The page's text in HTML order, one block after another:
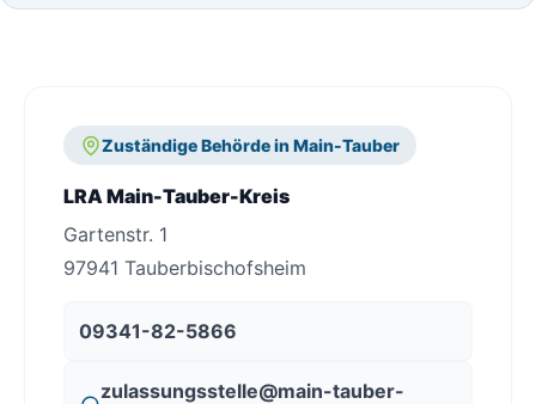
Zuständige Behörde in Main-Tauber
LRA Main-Tauber-Kreis
Gartenstr. 1
97941 Tauberbischofsheim
09341-82-5866
zulassungsstelle@main-tauber-